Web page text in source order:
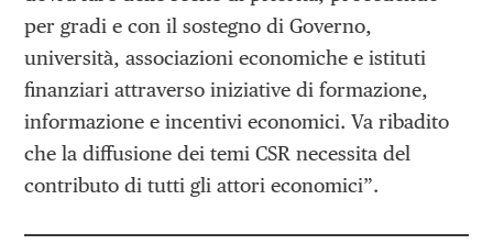
per gradi e con il sostegno di Governo,
università, associazioni economiche e istituti
finanziari attraverso iniziative di formazione,
informazione e incentivi economici. Va ribadito
che la diffusione dei temi CSR necessita del
contributo di tutti gli attori economici”.